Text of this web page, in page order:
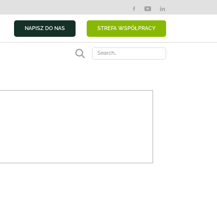
NAPISZ DO NAS STREFA WSPÓŁPRACY